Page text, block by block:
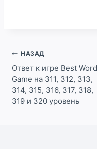
Навигация
по
записям
НАЗАД
Ответ к игре Best Word
Game на 311, 312, 313,
314, 315, 316, 317, 318,
319 и 320 уровень